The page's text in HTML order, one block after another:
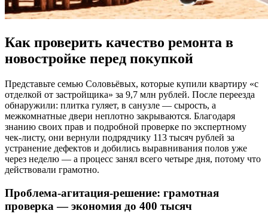
Как проверить качество ремонта в
новостройке перед покупкой
Представьте семью Соловьёвых, которые купили квартиру «с
отделкой от застройщика» за 9,7 млн рублей. После переезда
обнаружили: плитка гуляет, в санузле — сырость, а
межкомнатные двери неплотно закрываются. Благодаря
знанию своих прав и подробной проверке по экспертному
чек-листу, они вернули подрядчику 113 тысяч рублей за
устранение дефектов и добились выравнивания полов уже
через неделю — а процесс занял всего четыре дня, потому что
действовали грамотно.
Проблема-агитация-решение: грамотная
проверка — экономия до 400 тысяч